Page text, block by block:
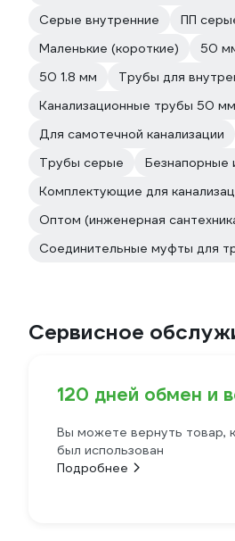
Серые внутренние
ПП
Маленькие (короткие)
50
50 1.8 мм
Трубы для
Канализационные трубы 50
Для самотечной канализации
Трубы серые
Безнапорные
Комплектующие для
Оптом (инженерная
Соединительные муфты для
Сервисное
120 дней обмен и
Вы можете вернуть товар,
был использован
Подробнее